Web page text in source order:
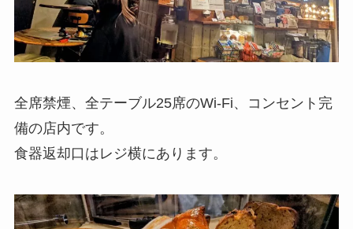
全席禁煙、全テーブル25席のWi-Fi、コンセント完
備の店内です。
食器返却口はレジ横にあります。